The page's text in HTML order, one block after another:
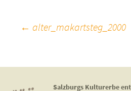
← alter_makartsteg_2000
Salzburgs Kulturerbe